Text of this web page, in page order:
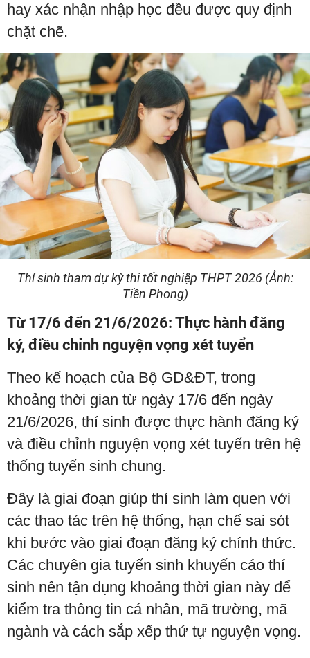
hay xác nhận nhập học đều được quy định
chặt chẽ.
Thí sinh tham dự kỳ thi tốt nghiệp THPT 2026 (Ảnh:
Tiền Phong)
Từ 17/6 đến 21/6/2026: Thực hành đăng
ký, điều chỉnh nguyện vọng xét tuyển
Theo kế hoạch của Bộ GD&ĐT, trong
khoảng thời gian từ ngày 17/6 đến ngày
21/6/2026, thí sinh được thực hành đăng ký
và điều chỉnh nguyện vọng xét tuyển trên hệ
thống tuyển sinh chung.
Đây là giai đoạn giúp thí sinh làm quen với
các thao tác trên hệ thống, hạn chế sai sót
khi bước vào giai đoạn đăng ký chính thức.
Các chuyên gia tuyển sinh khuyến cáo thí
sinh nên tận dụng khoảng thời gian này để
kiểm tra thông tin cá nhân, mã trường, mã
ngành và cách sắp xếp thứ tự nguyện vọng.